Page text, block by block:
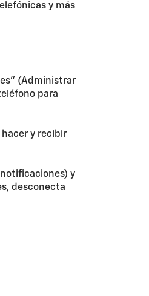
y más
(Administrar
para
y recibir
y
desconecta